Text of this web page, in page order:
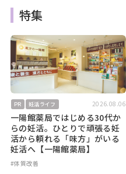
特集
PR 妊活ライフ 2026.08.06
一陽館薬局ではじめる30代か
らの妊活。ひとりで頑張る妊
活から頼れる「味方」がいる
妊活へ【一陽館薬局】
#体質改善